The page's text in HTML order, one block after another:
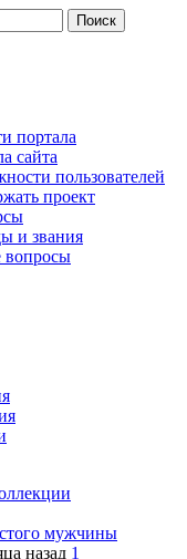
портала
сайта
пользователей
проект
и звания
вопросы
мужчины
назад 1